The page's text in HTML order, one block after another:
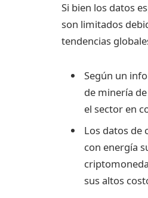
Si bien los datos
son limitados
tendencias
Según un
de minería
el sector en
Los datos de
con energía
sus altos